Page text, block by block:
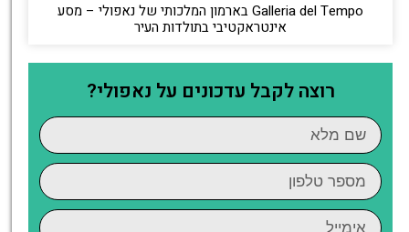
Galleria del Tempo בארמון המלכותי של נאפולי – מסע
אינטראקטיבי בתולדות העיר
רוצה לקבל עדכונים על נאפולי?